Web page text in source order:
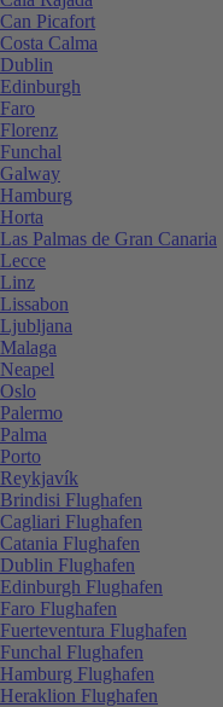
Can Picafort
Costa Calma
Dublin
Edinburgh
Faro
Florenz
Funchal
Galway
Hamburg
Horta
Las Palmas de Gran Canaria
Lecce
Linz
Lissabon
Ljubljana
Malaga
Neapel
Oslo
Palermo
Palma
Porto
Reykjavík
Brindisi Flughafen
Cagliari Flughafen
Catania Flughafen
Dublin Flughafen
Edinburgh Flughafen
Faro Flughafen
Fuerteventura Flughafen
Funchal Flughafen
Hamburg Flughafen
Heraklion Flughafen